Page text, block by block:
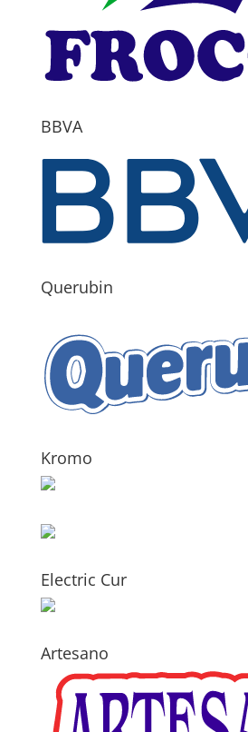
BBVA
Querubin
Kromo
Electric Cur
Artesano